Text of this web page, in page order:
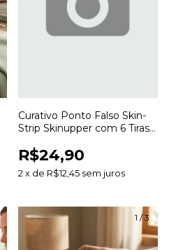
Curativo Ponto Falso Skin-
Strip Skinupper com 6 Tiras
R$24,90
2x de R$12,45 sem juros
1 / 3